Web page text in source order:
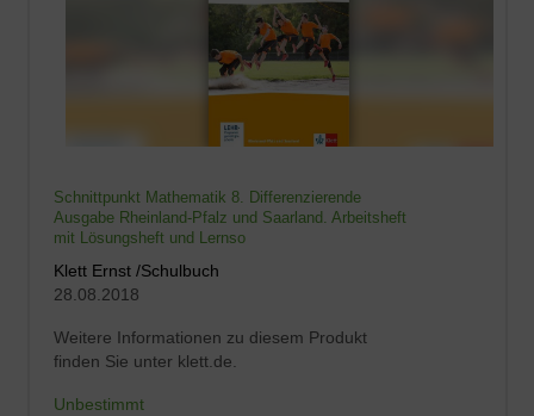
Schnittpunkt Mathematik 8. Differenzierende
Ausgabe Rheinland-Pfalz und Saarland. Arbeitsheft
mit Lösungsheft und Lernso
Klett Ernst /Schulbuch
28.08.2018
Weitere Informationen zu diesem Produkt
finden Sie unter klett.de.
Unbestimmt